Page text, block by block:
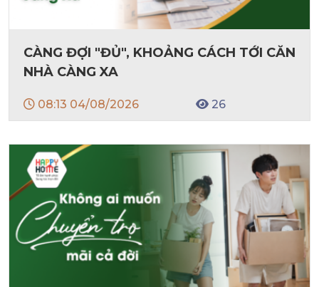
CÀNG ĐỢI "ĐỦ", KHOẢNG CÁCH TỚI CĂN
NHÀ CÀNG XA
08:13 04/08/2026 26